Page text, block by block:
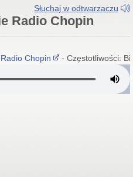
Słuchaj w odtwarzaczu
Radio Chopin
Chopin - Częstotliwości: